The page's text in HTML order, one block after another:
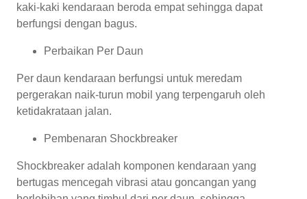
kaki-kaki kendaraan beroda empat sehingga dapat
berfungsi dengan bagus.
Perbaikan Per Daun
Per daun kendaraan berfungsi untuk meredam
pergerakan naik-turun mobil yang terpengaruh oleh
ketidakrataan jalan.
Pembenaran Shockbreaker
Shockbreaker adalah komponen kendaraan yang
bertugas mencegah vibrasi atau goncangan yang